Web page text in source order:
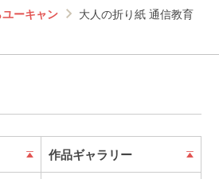
ーキャン
大人の折り紙 通信教育
作品ギャラリー